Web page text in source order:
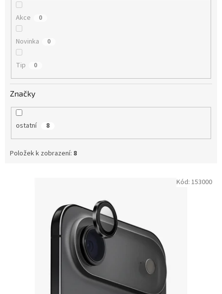
Akce 0
Novinka 0
Tip 0
Značky
ostatní 8
Položek k zobrazení: 8
Kód: 153000